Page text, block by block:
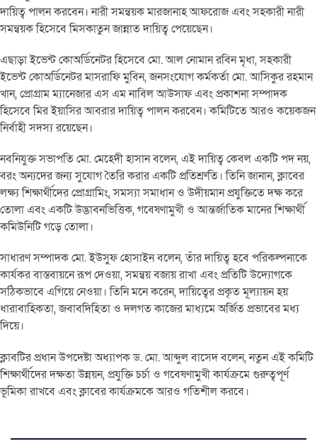
দায়িত্ব পালন করবেন। নারী সমন্বয়ক মারজানাহ আফরোজ এবং সহকারী নারী
সমন্বয়ক হিসেবে মিসকাতুন জান্নাত দায়িত্ব পেয়েছেন।
এছাড়া ইভেন্ট কোঅর্ডিনেটর হিসেবে মো. আল নোমান রবিন মৃধা, সহকারী
ইভেন্ট কোঅর্ডিনেটর মাসরাফি মুবিন, জনসংযোগ কর্মকর্তা মো. আসিকুর রহমান
খান, প্রোগ্রাম ম্যানেজার এস এম নাবিল আউসাফ এবং প্রকাশনা সম্পাদক
হিসেবে মির ইয়াসির আবরার দায়িত্ব পালন করবেন। কমিটিতে আরও কয়েকজন
নির্বাহী সদস্য রয়েছেন।
নবনিযুক্ত সভাপতি মো. মেহেদী হাসান বলেন, এই দায়িত্ব কেবল একটি পদ নয়,
বরং অন্যদের জন্য সুযোগ তৈরি করার একটি প্রতিশ্রুতি। তিনি জানান, ক্লাবের
লক্ষ্য শিক্ষার্থীদের প্রোগ্রামিং, সমস্যা সমাধান ও উদীয়মান প্রযুক্তিতে দক্ষ করে
তোলা এবং একটি উদ্ভাবনভিত্তিক, গবেষণামুখী ও আন্তর্জাতিক মানের শিক্ষার্থী
কমিউনিটি গড়ে তোলা।
সাধারণ সম্পাদক মো. ইউসুফ হোসাইন বলেন, তাঁর দায়িত্ব হবে পরিকল্পনাকে
কার্যকর বাস্তবায়নে রূপ দেওয়া, সমন্বয় বজায় রাখা এবং প্রতিটি উদ্যোগকে
সঠিকভাবে এগিয়ে নেওয়া। তিনি মনে করেন, দায়িত্বের প্রকৃত মূল্যায়ন হয়
ধারাবাহিকতা, জবাবদিহিতা ও দলগত কাজের মাধ্যমে অর্জিত প্রভাবের মধ্য
দিয়ে।
ক্লাবটির প্রধান উপদেষ্টা অধ্যাপক ড. মো. আব্দুল বাসেদ বলেন, নতুন এই কমিটি
শিক্ষার্থীদের দক্ষতা উন্নয়ন, প্রযুক্তি চর্চা ও গবেষণামুখী কার্যক্রমে গুরুত্বপূর্ণ
ভূমিকা রাখবে এবং ক্লাবের কার্যক্রমকে আরও গতিশীল করবে।